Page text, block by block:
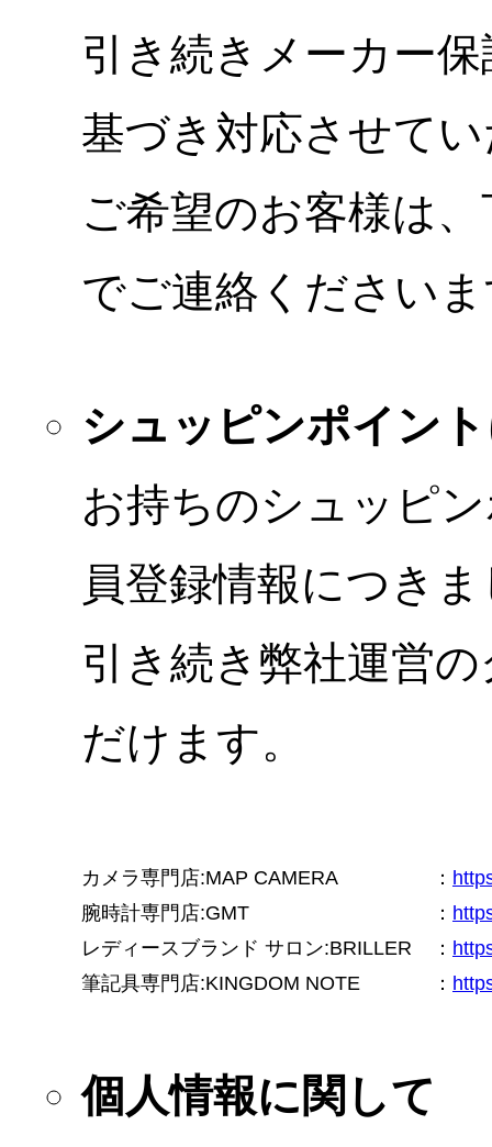
引き続きメーカー
基づき対応させて
ご希望のお客様は
でご連絡ください
シュッピンポイン
お持ちのシュッピ
員登録情報につき
引き続き弊社運営
だけます。
カメラ専門店:MAP CAMERA ：
腕時計専門店:GMT
：
レディースブランド サロン:BRILLER
：
筆記具専門店:KINGDOM NOTE
：
個人情報に関して